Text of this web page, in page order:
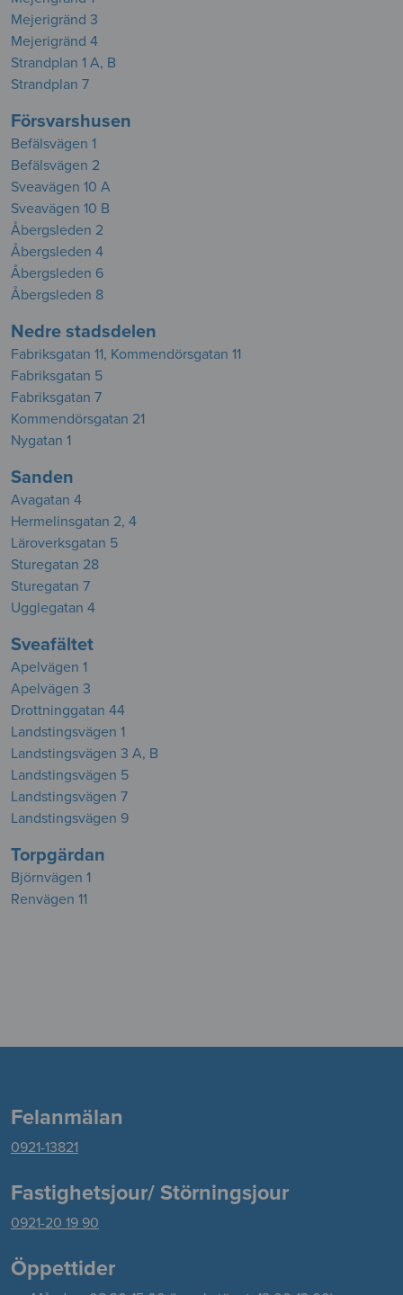
Mejerigränd 3
Mejerigränd 4
Strandplan 1 A, B
Strandplan 7
Försvarshusen
Befälsvägen 1
Befälsvägen 2
Sveavägen 10 A
Sveavägen 10 B
Åbergsleden 2
Åbergsleden 4
Åbergsleden 6
Åbergsleden 8
Nedre stadsdelen
Fabriksgatan 11, Kommendörsgatan 11
Fabriksgatan 5
Fabriksgatan 7
Kommendörsgatan 21
Nygatan 1
Sanden
Avagatan 4
Hermelinsgatan 2, 4
Läroverksgatan 5
Sturegatan 28
Sturegatan 7
Ugglegatan 4
Sveafältet
Apelvägen 1
Apelvägen 3
Drottninggatan 44
Landstingsvägen 1
Landstingsvägen 3 A, B
Landstingsvägen 5
Landstingsvägen 7
Landstingsvägen 9
Torpgärdan
Björnvägen 1
Renvägen 11
Felanmälan
0921-13821
Fastighetsjour/ Störningsjour
0921-20 19 90
Öppettider